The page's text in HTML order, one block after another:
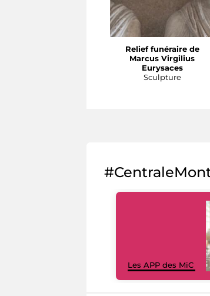
Relief funéraire de
Marcus Virgilius
Eurysaces
Sculpture
Les APP des MiC